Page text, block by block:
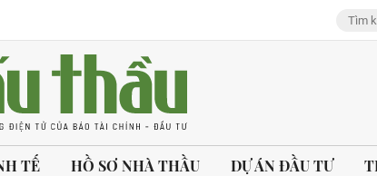
TẾ HỒ SƠ NHÀ THẦU DỰ ÁN ĐẦU TƯ